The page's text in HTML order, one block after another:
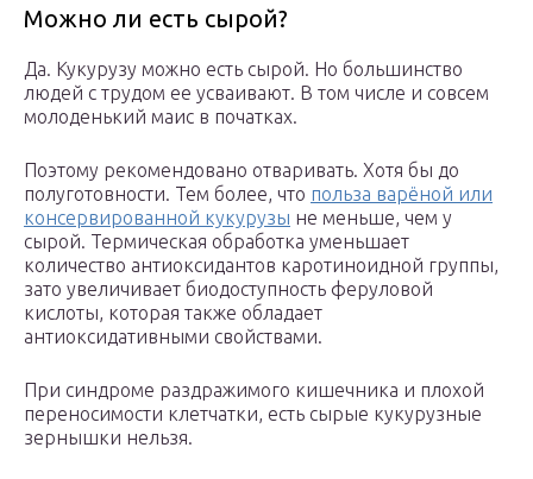
Можно ли есть сырой?
Да. Кукурузу можно есть сырой. Но большинство
людей с трудом ее усваивают. В том числе и совсем
молоденький маис в початках.
Поэтому рекомендовано отваривать. Хотя бы до
полуготовности. Тем более, что польза варёной или
консервированной кукурузы не меньше, чем у
сырой. Термическая обработка уменьшает
количество антиоксидантов каротиноидной группы,
зато увеличивает биодоступность феруловой
кислоты, которая также обладает
антиоксидативными свойствами.
При синдроме раздражимого кишечника и плохой
переносимости клетчатки, есть сырые кукурузные
зернышки нельзя.